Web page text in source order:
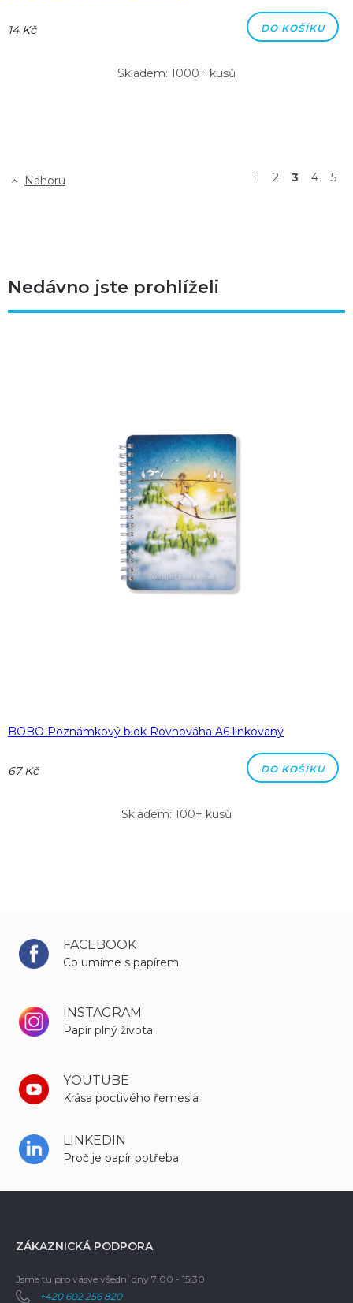
14 Kč DO KOŠÍKU
Skladem: 1000+ kusů
Nahoru 1 2 3 4 5
Nedávno jste prohlíželi
BOBO Poznámkový blok Rovnováha A6 linkovaný
67 Kč DO KOŠÍKU
Skladem: 100+ kusů
FACEBOOK
Co umíme s papírem
INSTAGRAM
Papír plný života
YOUTUBE
Krása poctivého řemesla
LINKEDIN
Proč je papír potřeba
ZÁKAZNICKÁ PODPORA
Jsme tu pro vásve všední dny 7:00 - 15:30
+420 602 256 820